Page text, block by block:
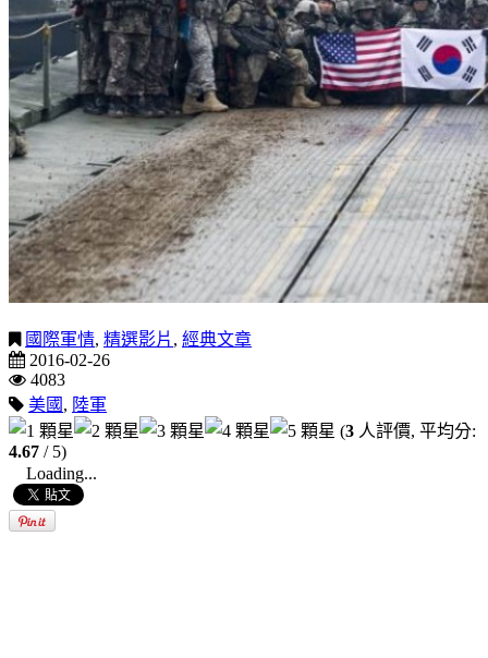
國際軍情, 精選影片 , 經典文章
2016-02-26
4083
美國 , 陸軍
(3 人評價, 平均分:
4.67 / 5)
Loading...